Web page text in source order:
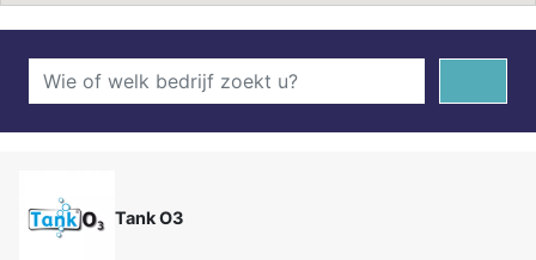
Tank O3